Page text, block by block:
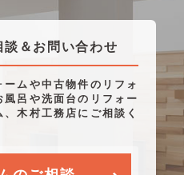
談＆お問い合わせ
ムや中古物件のリフォ
呂や洗面台のリフォー
木村工務店にご相談く